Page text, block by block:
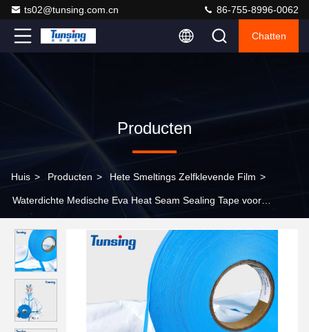
ts02@tunsing.com.cn 86-755-8996-0062
Chatten
Producten
Huis > Producten > Hete Smeltings Zelfklevende Film >
Waterdichte Medische Eva Heat Seam Sealing Tape voor